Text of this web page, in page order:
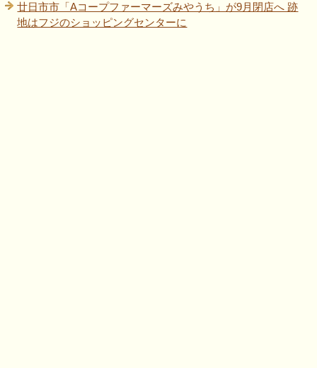
廿日市市「Aコープファーマーズみやうち」が9月閉店へ 跡
地はフジのショッピングセンターに